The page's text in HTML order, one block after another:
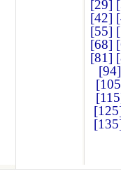
[29]
[42]
[55]
[68]
[81]
[94]